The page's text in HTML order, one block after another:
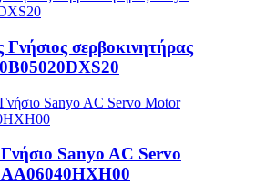
Γνήσιος σερβοκινητήρας
Sanyo AC Servo